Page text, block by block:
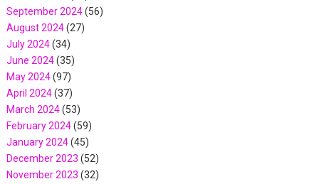
September 2024(56)
August 2024(27)
July 2024(34)
June 2024(35)
May 2024(97)
April 2024(37)
March 2024(53)
February 2024(59)
January 2024(45)
December 2023 (52)
November 2023 (32)